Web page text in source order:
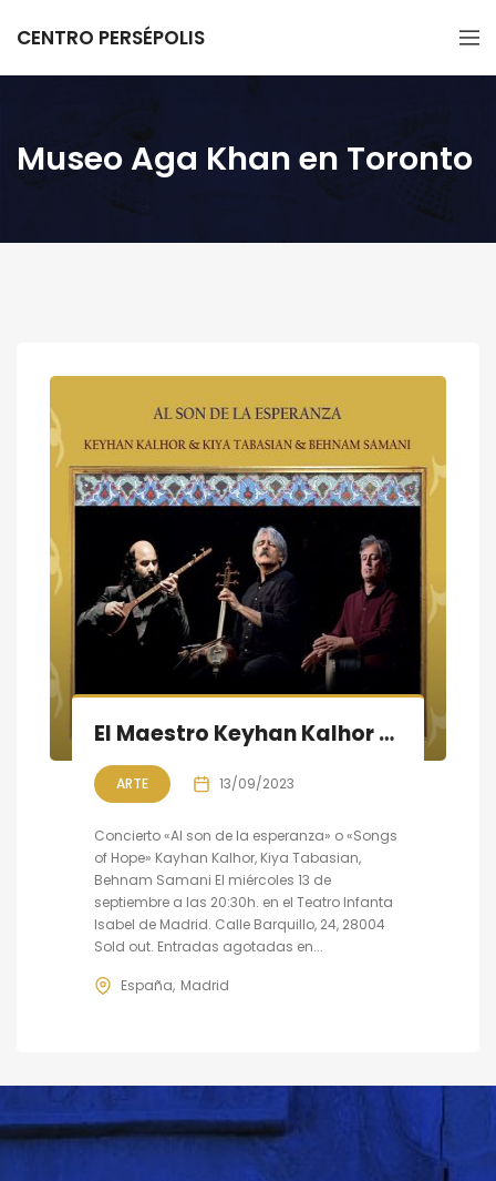
CENTRO PERSÉPOLIS
Museo Aga Khan en Toronto
El Maestro Keyhan Kalhor en concierto en Madrid
ARTE 13/09/2023
Concierto «Al son de la esperanza» o «Songs
of Hope» Kayhan Kalhor, Kiya Tabasian,
Behnam Samani El miércoles 13 de
septiembre a las 20:30h. en el Teatro Infanta
Isabel de Madrid. Calle Barquillo, 24, 28004
Sold out. Entradas agotadas en...
España Madrid